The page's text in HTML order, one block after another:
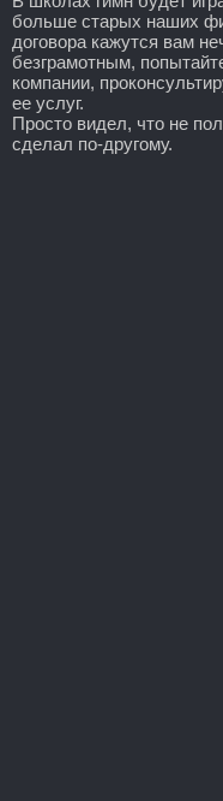
больше старых наших
договора кажутся вам
безграмотным,
компании,
ее услуг.
Просто видел, что не
сделал по-другому.